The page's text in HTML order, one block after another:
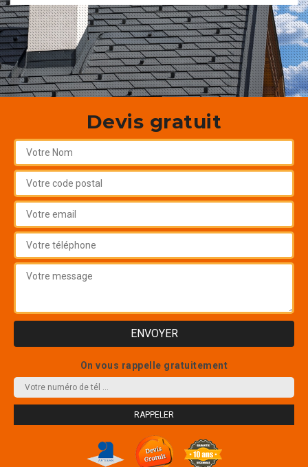
Devis gratuit
On vous rappelle gratuitement